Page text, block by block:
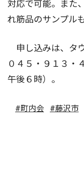
対応で可能。また
れ筋品のサンプル
申し込みは、タ
０４５・９１３・
午後６時）。
#町内会 #藤沢市